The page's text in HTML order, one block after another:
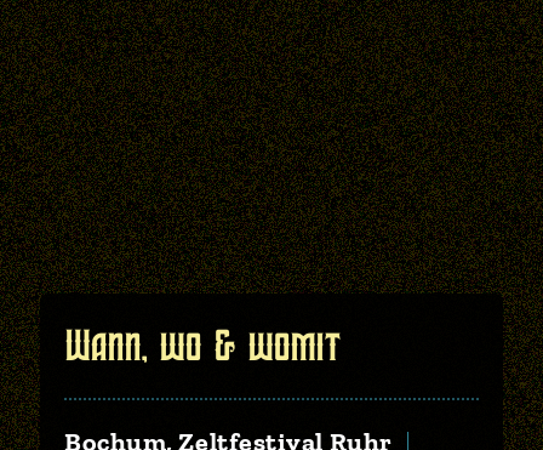
Wann, wo & womit
Bochum, Zeltfestival Ruhr